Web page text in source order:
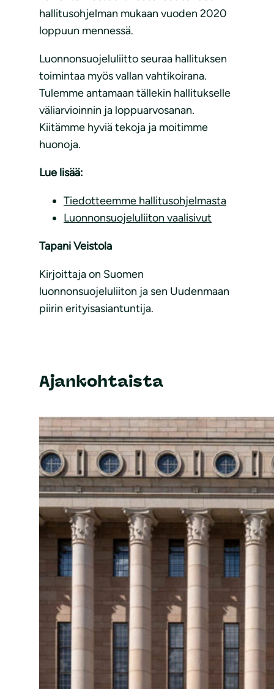
hallitusohjelman mukaan vuoden 2020
loppuun mennessä.
Luonnonsuojeluliitto seuraa hallituksen
toimintaa myös vallan vahtikoirana.
Tulemme antamaan tällekin hallitukselle
väliarvioinnin ja loppuarvosanan.
Kiitämme hyviä tekoja ja moitimme
huonoja.
Lue lisää:
Tiedotteemme hallitusohjelmasta
Luonnonsuojeluliiton vaalisivut
Tapani Veistola
Kirjoittaja on Suomen
luonnonsuojeluliiton ja sen Uudenmaan
piirin erityisasiantuntija.
Ajankohtaista